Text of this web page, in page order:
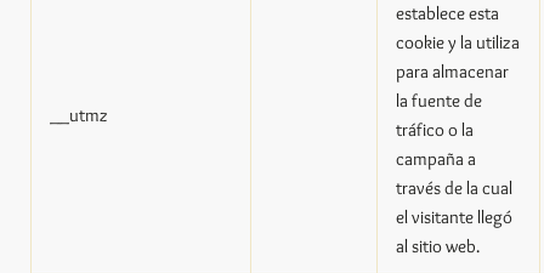
__utmz
establece esta
cookie y la utiliza
para almacenar
la fuente de
tráfico o la
campaña a
través de la cual
el visitante llegó
al sitio web.